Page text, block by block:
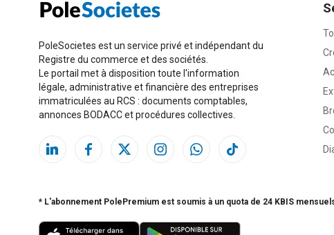
PoleSocietes est un service privé et indépendant du
Registre du commerce et des sociétés.
Le portail met à disposition toute l'information
légale, administrative et financière des entreprises
immatriculées au RCS : documents comptables,
annonces BODACC et procédures collectives.
* L'abonnement PolePremium est soumis à un quota de 24 KBIS